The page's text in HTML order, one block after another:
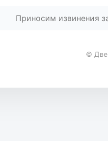
Приносим извинения
©